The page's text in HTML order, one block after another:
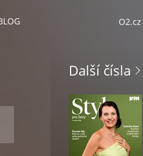
O2.cz
Další čísla